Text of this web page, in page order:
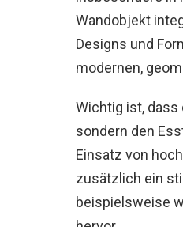
Wandobjekt
Designs und
modernen,
Wichtig ist, dass
sondern den
Einsatz von
zusätzlich ein
beispielsweise